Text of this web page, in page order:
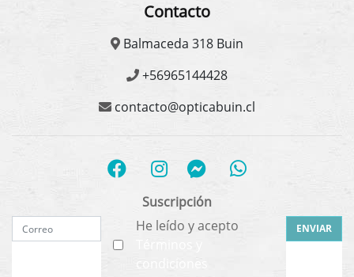
Contacto
Balmaceda 318 Buin
+56965144428
contacto@opticabuin.cl
Suscripción
He leído y acepto
condiciones
ENVIAR